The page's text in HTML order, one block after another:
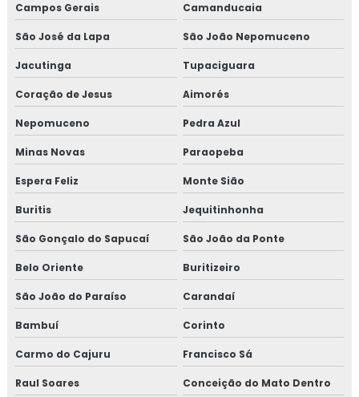
Campos Gerais Camanducaia
São José da Lapa São João Nepomuceno
Jacutinga Tupaciguara
Coração de Jesus Aimorés
Nepomuceno Pedra Azul
Minas Novas Paraopeba
Espera Feliz Monte Sião
Buritis Jequitinhonha
São Gonçalo do Sapucaí São João da Ponte
Belo Oriente Buritizeiro
São João do Paraíso Carandaí
Bambuí Corinto
Carmo do Cajuru Francisco Sá
Raul Soares Conceição do Mato Dentro